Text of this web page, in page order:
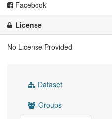
Facebook
License
No License Provided
Dataset
Groups